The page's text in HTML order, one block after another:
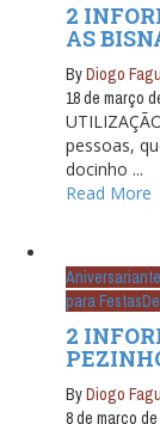
2
AS
ByDiogo
18 de março
pessoas,
docinho ...
Read More
Aniversariante
para Festas
2
ByDiogo
8 de março de